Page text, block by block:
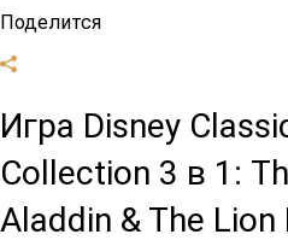
Поделится
Игра Disney
Collection 3 в 1:
Aladdin & The Lion